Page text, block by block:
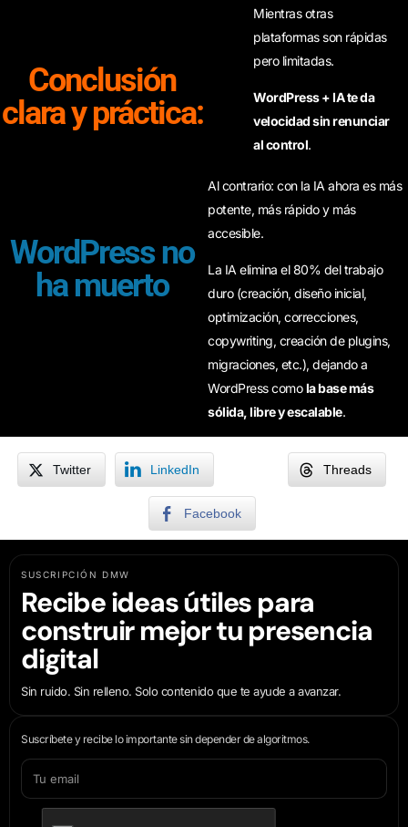
Conclusión
clara y práctica:
Mientras otras
plataformas son rápidas
pero limitadas.
WordPress + IA te da
velocidad sin renunciar
al control.
WordPress no
ha muerto
Al contrario: con la IA ahora es más
potente, más rápido y más
accesible.
La IA elimina el 80% del trabajo
duro (creación, diseño inicial,
optimización, correcciones,
copywriting, creación de plugins,
migraciones, etc.), dejando a
WordPress comola base más
sólida, libre y escalable.
Twitter LinkedIn Threads
Facebook
SUSCRIPCIÓN DMW
Recibe ideas útiles para
construir mejor tu presencia
digital
Sin ruido. Sin relleno. Solo contenido que te ayude a avanzar.
Suscríbete y recibe lo importante sin depender de algoritmos.